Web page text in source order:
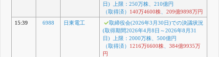
日) 上限：250万株、210億円
（取得済）
140万4600株、 209億9898万円
15:39
6988 日東電工
取締役会(2026年3月30日)での決議状況
(取得期間2026年4月8日～2026年8月31
日) 上限：2000万株、500億円
（取得済）
1216万6600株、 384億9935万
円